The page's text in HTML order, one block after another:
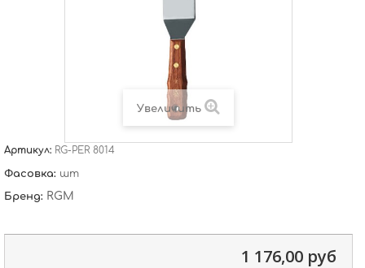
Увеличить
Артикул: RG-PER 8014
Фасовка: шт
Бренд: RGM
1 176,00 руб